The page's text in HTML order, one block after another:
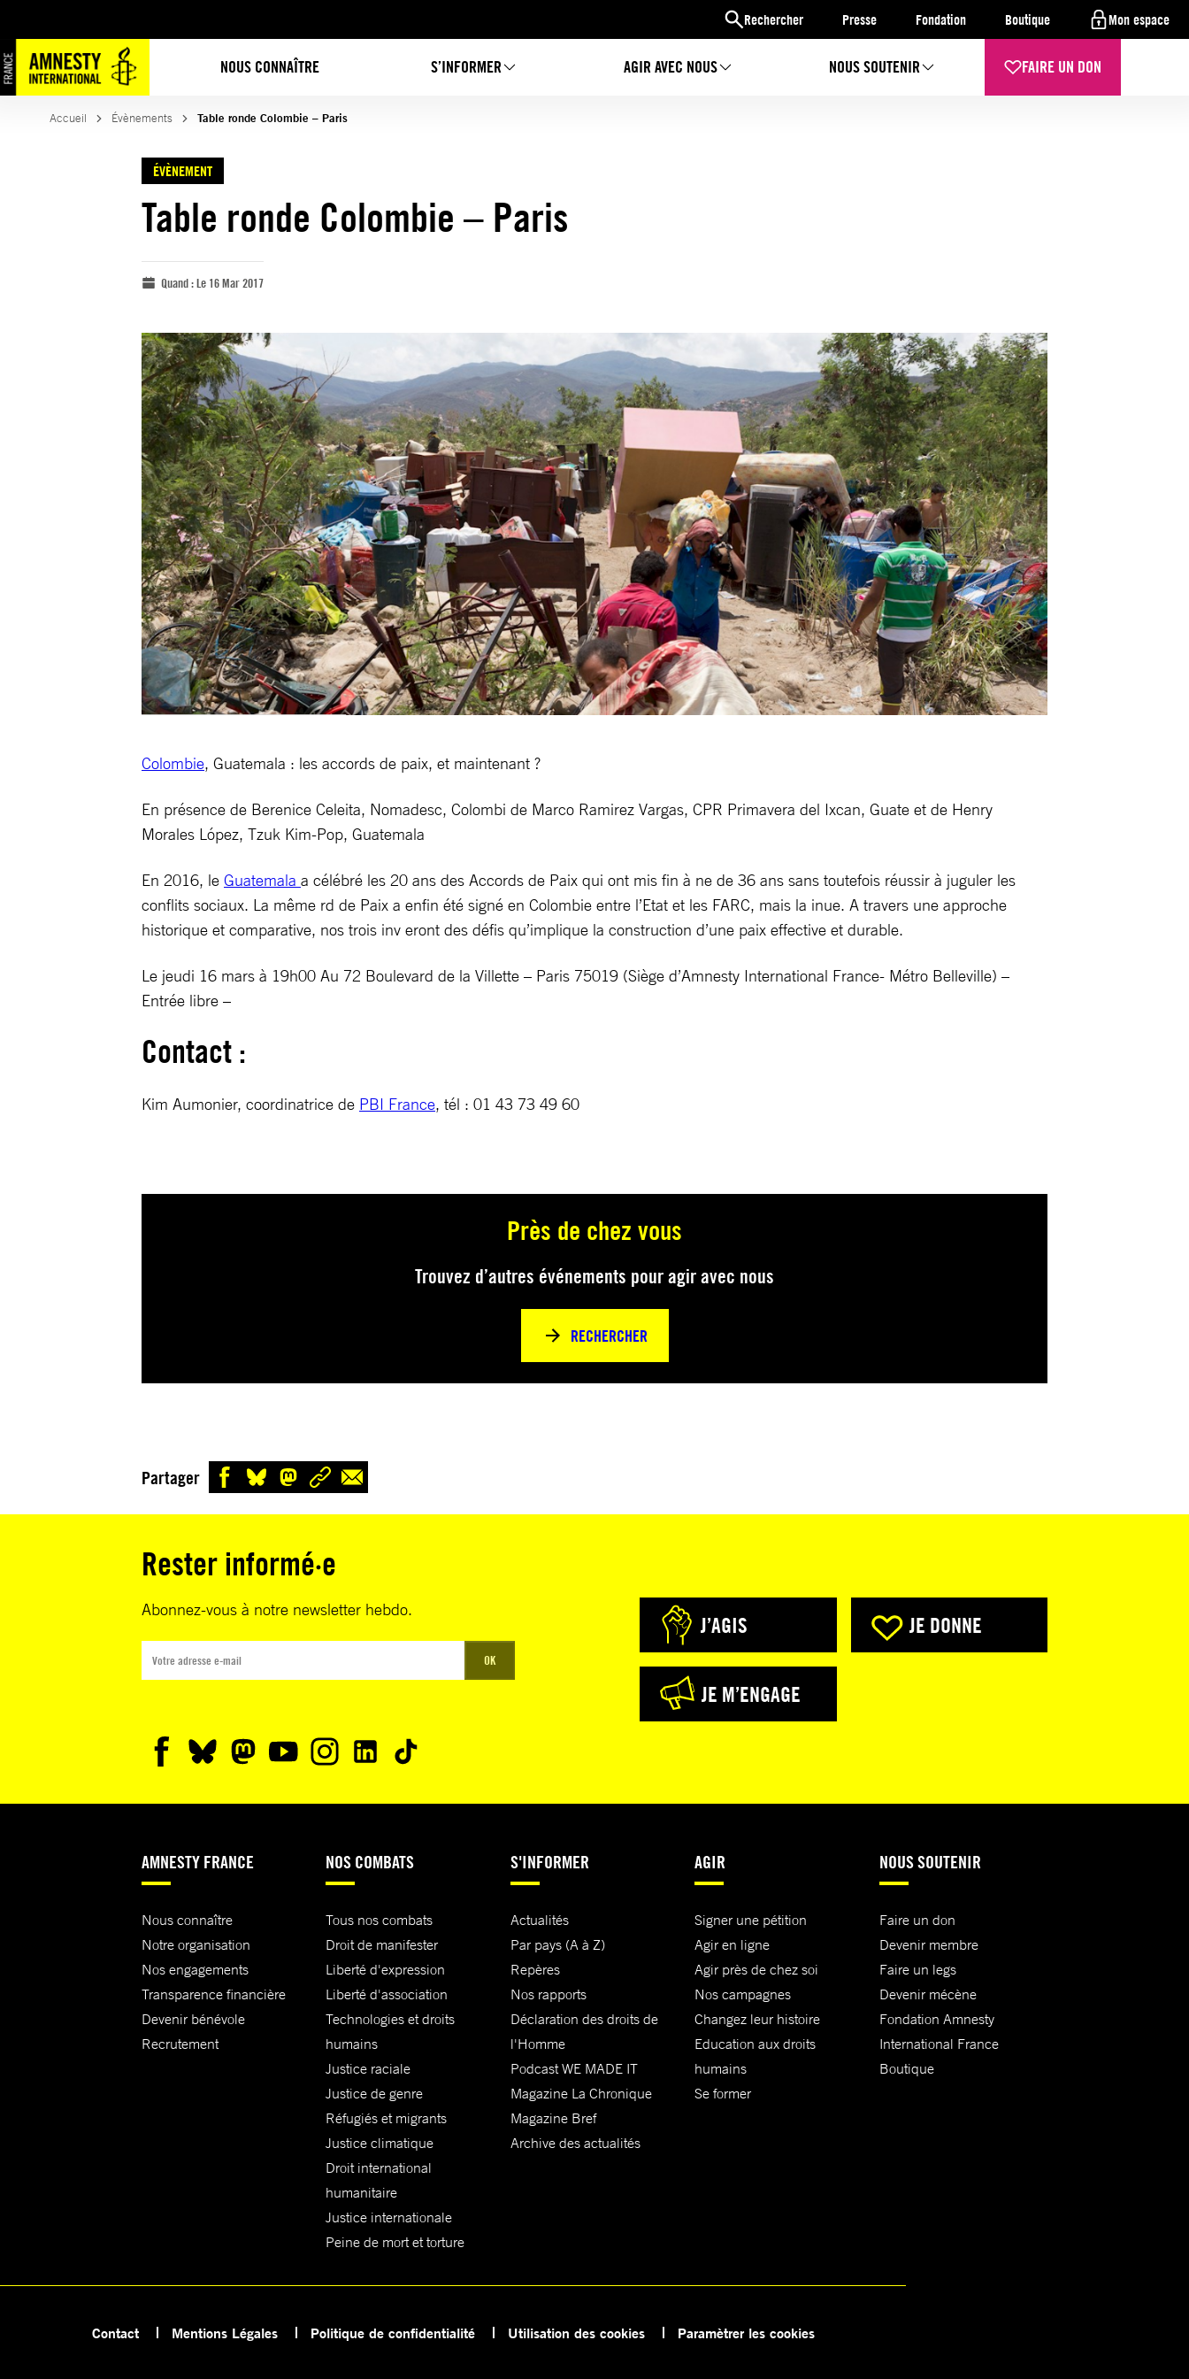
Rechercher Presse Fondation Boutique Mon espace
NOUS CONNAÎTRE S’INFORMER AGIR AVEC NOUS NOUS SOUTENIR FAIRE UN DON
Accueil Évènements Table ronde Colombie – Paris
ÉVÈNEMENT
Table ronde Colombie – Paris
Quand :Le 16 Mar 2017
Colombie, Guatemala : les accords de paix, et maintenant ?
En présence de Berenice Celeita, Nomadesc, Colombi de Marco Ramirez Vargas, CPR Primavera del Ixcan, Guate et de Henry
Morales López, Tzuk Kim-Pop, Guatemala
En 2016, le Guatemala a célébré les 20 ans des Accords de Paix qui ont mis fin à ne de 36 ans sans toutefois réussir à juguler les
conflits sociaux. La même rd de Paix a enfin été signé en Colombie entre l’Etat et les FARC, mais la inue. A travers une approche
historique et comparative, nos trois inv eront des défis qu’implique la construction d’une paix effective et durable.
Le jeudi 16 mars à 19h00 Au 72 Boulevard de la Villette – Paris 75019 (Siège d’Amnesty International France- Métro Belleville) –
Entrée libre –
Contact :
Kim Aumonier, coordinatrice de PBI France, tél : 01 43 73 49 60
Près de chez vous
Trouvez d’autres événements pour agir avec nous
RECHERCHER
Partager
Rester informé·e
Abonnez-vous à notre newsletter hebdo.
OK
J’AGIS JE DONNE
JE M’ENGAGE
AMNESTY FRANCE
Nous connaître
Notre organisation
Nos engagements
Transparence financière
Devenir bénévole
Recrutement
NOS COMBATS
Tous nos combats
Droit de manifester
Liberté d'expression
Liberté d'association
Technologies et droits
humains
Justice raciale
Justice de genre
Réfugiés et migrants
Justice climatique
Droit international
humanitaire
Justice internationale
Peine de mort et torture
S'INFORMER
Actualités
Par pays (A à Z)
Repères
Nos rapports
Déclaration des droits de
l'Homme
Podcast WE MADE IT
Magazine La Chronique
Magazine Bref
Archive des actualités
AGIR
Signer une pétition
Agir en ligne
Agir près de chez soi
Nos campagnes
Changez leur histoire
Education aux droits
humains
Se former
NOUS SOUTENIR
Faire un don
Devenir membre
Faire un legs
Devenir mécène
Fondation Amnesty
International France
Boutique
Contact Mentions Légales Politique de confidentialité Utilisation des cookies Paramètrer les cookies